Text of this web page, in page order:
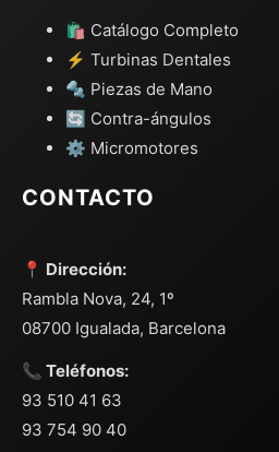
🛍️ Catálogo Completo
⚡ Turbinas Dentales
🔩 Piezas de Mano
🔄 Contra-ángulos
⚙️ Micromotores
CONTACTO
📍 Dirección:
Rambla Nova, 24, 1º
08700 Igualada, Barcelona
📞 Teléfonos:
93 510 41 63
93 754 90 40